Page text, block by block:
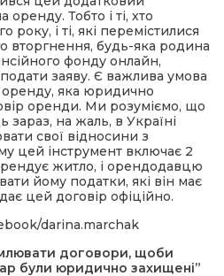
оренду. Тобто і ті, хто
року, і ті, які перемістилися
вторгнення, будь-яка родина
фонду онлайн,
заяву. Є важлива умова
оренду, яка юридично
оренди. Ми розуміємо, що
на жаль, в Україні
свої відносини з
цей інструмент включає 2
житло, і орендодавцю
йому податки, які він має
цей договір офіційно.
darina.marchak
договори, щоби
були юридично захищені”